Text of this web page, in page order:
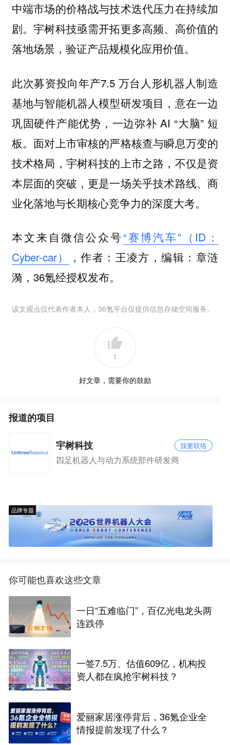
中端市场的价格战与技术迭代压力在持续加
剧。宇树科技亟需开拓更多高频、高价值的
落地场景，验证产品规模化应用价值。
此次募资投向年产7.5 万台人形机器人制造
基地与智能机器人模型研发项目，意在一边
巩固硬件产能优势，一边弥补 AI “大脑” 短
板。面对上市审核的严格核查与瞬息万变的
技术格局，宇树科技的上市之路，不仅是资
本层面的突破，更是一场关乎技术路线、商
业化落地与长期核心竞争力的深度大考。
本文来自微信公众号“赛博汽车”（ID：
Cyber-car）
，作者：王凌方，编辑：章涟
漪，36氪经授权发布。
该文观点仅代表作者本人，36氪平台仅提供信息存储空间服务。
1
好文章，需要你的鼓励
报道的项目
宇树科技 我要联络
四足机器人与动力系统部件研发商
品牌专题
你可能也喜欢这些文章
一日“五难临门”，百亿光电龙头两
连跌停
一签7.5万、估值609亿，机构投
资人都在疯抢宇树科技？
爱丽家居涨停背后，36氪企业全
情报提前发现了什么？